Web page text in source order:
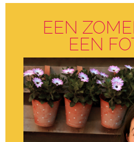
EEN
EEN